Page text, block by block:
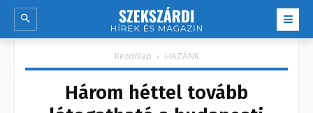
Kezdőlap HAZÁNK
Három héttel tovább